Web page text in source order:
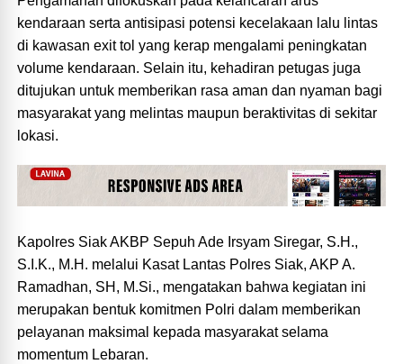
kendaraan serta antisipasi potensi kecelakaan lalu lintas
di kawasan exit tol yang kerap mengalami peningkatan
volume kendaraan. Selain itu, kehadiran petugas juga
ditujukan untuk memberikan rasa aman dan nyaman bagi
masyarakat yang melintas maupun beraktivitas di sekitar
lokasi.
Kapolres Siak AKBP Sepuh Ade Irsyam Siregar, S.H.,
S.I.K., M.H. melalui Kasat Lantas Polres Siak, AKP A.
Ramadhan, SH, M.Si., mengatakan bahwa kegiatan ini
merupakan bentuk komitmen Polri dalam memberikan
pelayanan maksimal kepada masyarakat selama
momentum Lebaran.